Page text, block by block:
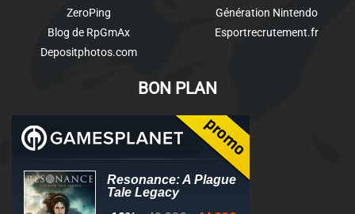
ZeroPing
Blog de RpGmAx
Depositphotos.com
Génération Nintendo
Esportrecrutement.fr
BON PLAN